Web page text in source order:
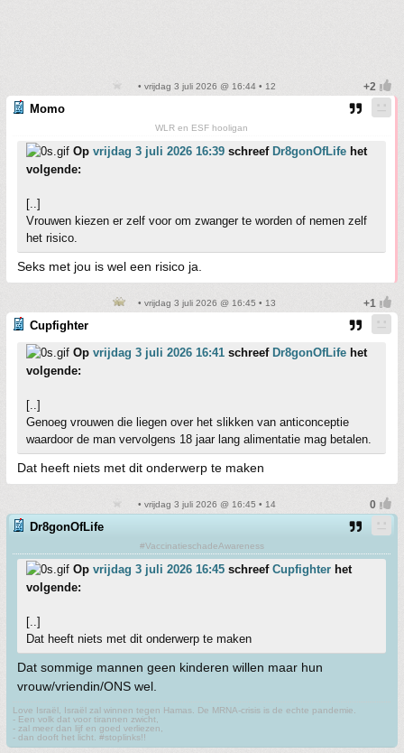
• vrijdag 3 juli 2026 @ 16:44 • 12
Momo
WLR en ESF hooligan
Op vrijdag 3 juli 2026 16:39 schreef Dr8gonOfLife het
volgende:
[..]
Vrouwen kiezen er zelf voor om zwanger te worden of nemen zelf
het risico.
Seks met jou is wel een risico ja.
• vrijdag 3 juli 2026 @ 16:45 • 13
Cupfighter
Op vrijdag 3 juli 2026 16:41 schreef Dr8gonOfLife het
volgende:
[..]
Genoeg vrouwen die liegen over het slikken van anticonceptie
waardoor de man vervolgens 18 jaar lang alimentatie mag betalen.
Dat heeft niets met dit onderwerp te maken
• vrijdag 3 juli 2026 @ 16:45 • 14
Dr8gonOfLife
#VaccinatieschadeAwareness
Op vrijdag 3 juli 2026 16:45 schreef Cupfighter het
volgende:
[..]
Dat heeft niets met dit onderwerp te maken
Dat sommige mannen geen kinderen willen maar hun
vrouw/vriendin/ONS wel.
Love Israël, Israël zal winnen tegen Hamas. De MRNA-crisis is de echte pandemie.
- Een volk dat voor tirannen zwicht,
- zal meer dan lijf en goed verliezen,
- dan dooft het licht. #stoplinks!!